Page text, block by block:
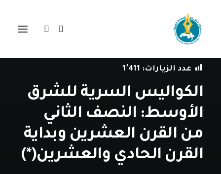
فيمراجعة اصدارات
عدد الزيارات: 1٬411
الكواليس السرية للشرق
الأوسط: النصف الثاني
من القرن العشرين وبداية
القرن الحادي والعشرين(*)